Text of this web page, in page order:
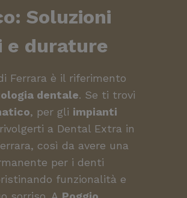
: Soluzioni
e durature
Ferrara è il riferimento
dentale. Se ti trovi
, per gli impianti
a Dental Extra in
così da avere una
per i denti
funzionalità e